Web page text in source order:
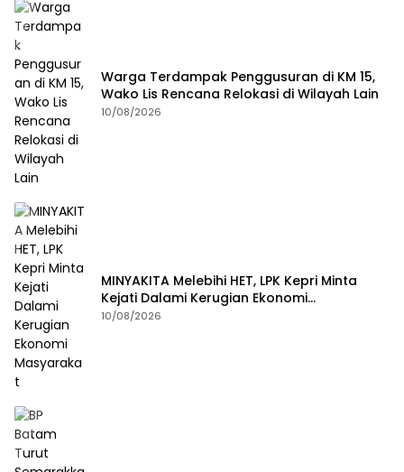
Warga Terdampak Penggusuran di KM 15,
Wako Lis Rencana Relokasi di Wilayah Lain
10/08/2026
MINYAKITA Melebihi HET, LPK Kepri Minta
Kejati Dalami Kerugian Ekonomi
Masyarakat
10/08/2026